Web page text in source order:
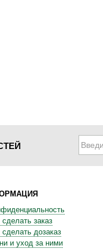
сделать заказ
сделать дозаказ
и уход за ними